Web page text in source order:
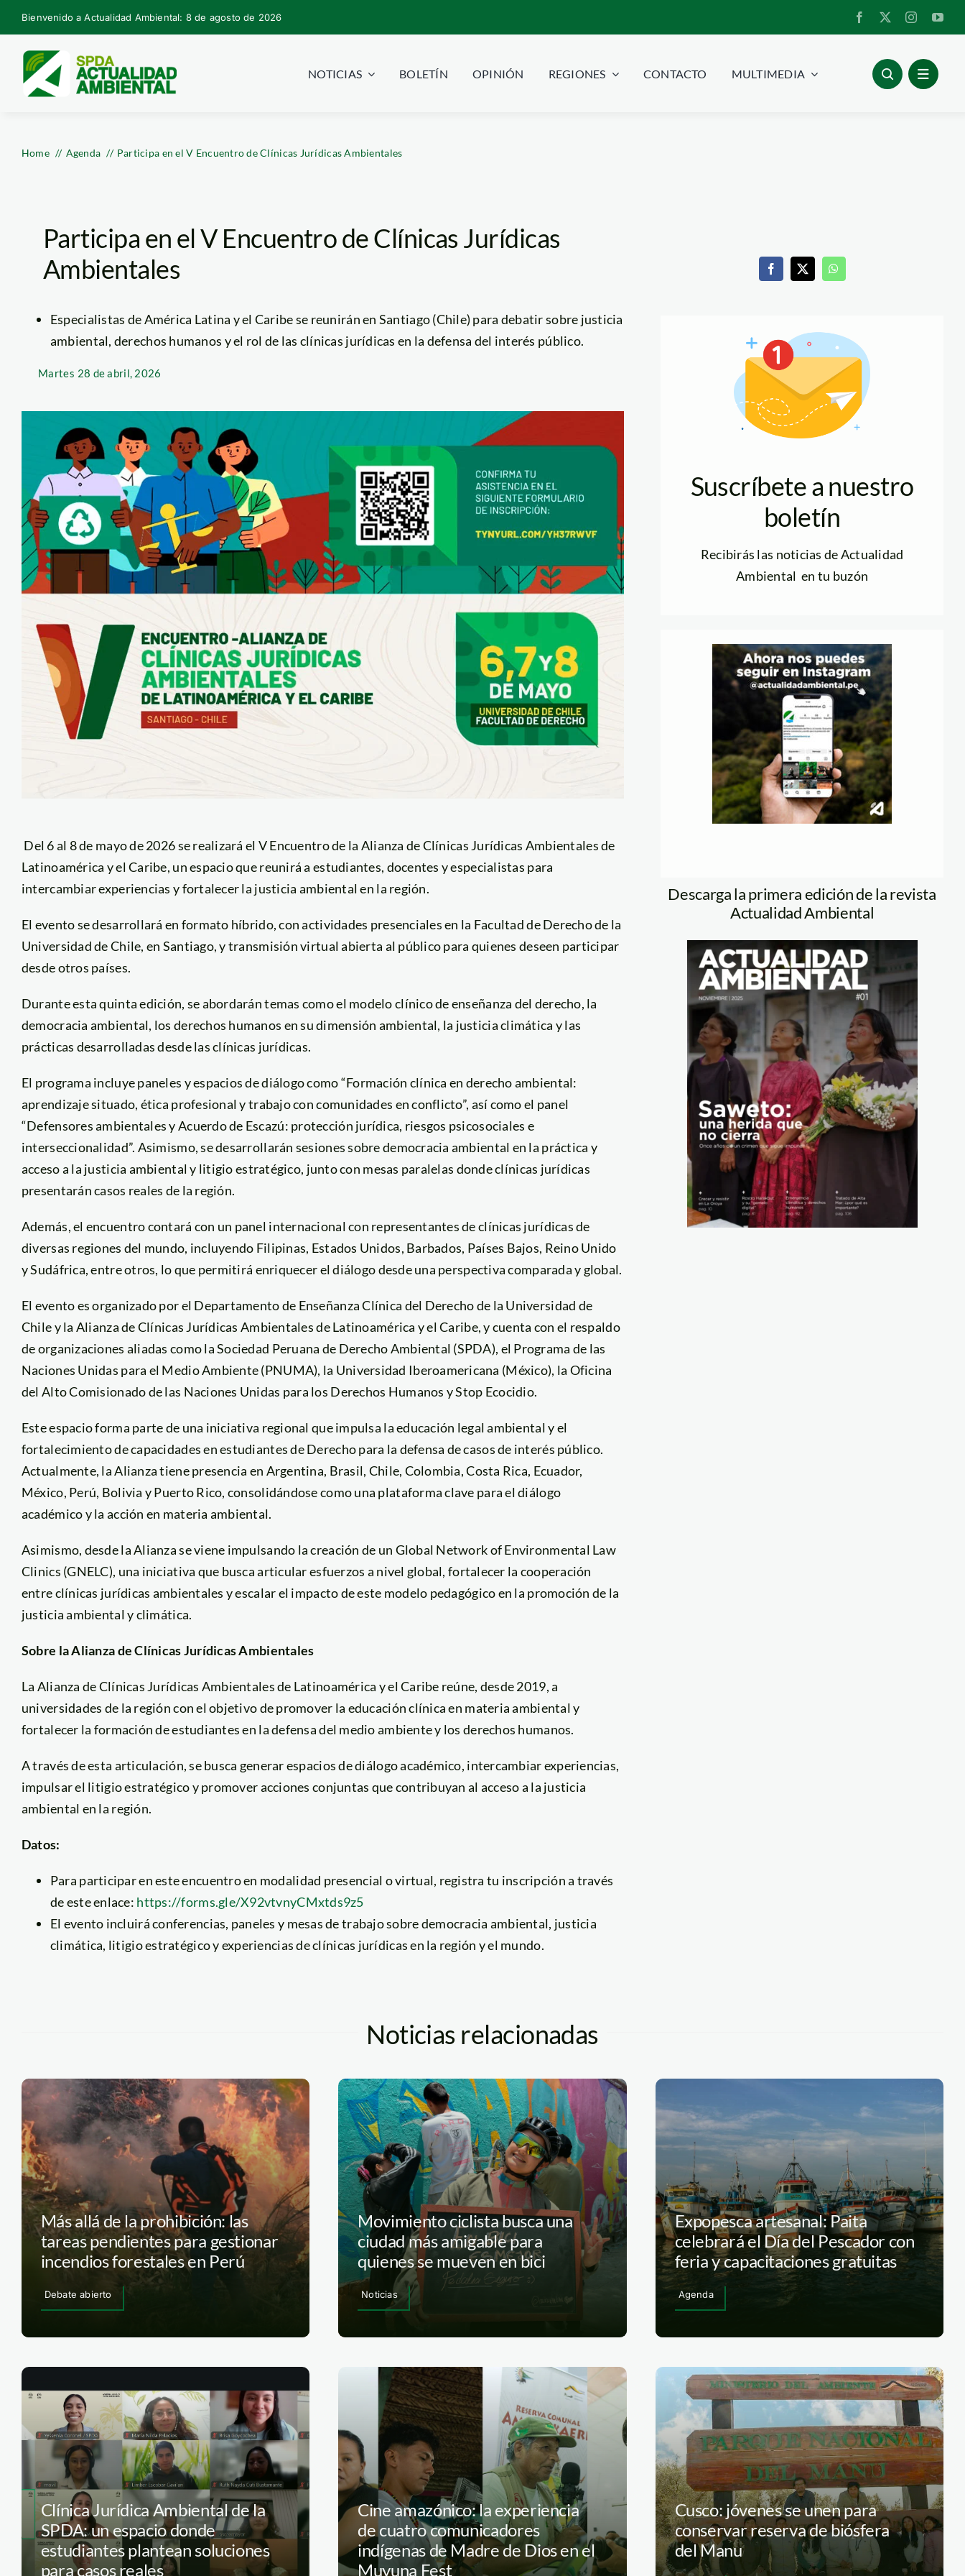
Skip
to
content
Bienvenido a Actualidad Ambiental: 8 de agosto de 2026
NOTICIAS BOLETÍN OPINIÓN REGIONES CONTACTO MULTIMEDIA
Home Agenda Participa en el V Encuentro de Clínicas Jurídicas Ambientales
Participa en el V Encuentro de Clínicas Jurídicas
Ambientales
Especialistas de América Latina y el Caribe se reunirán en Santiago (Chile) para debatir sobre justicia
ambiental, derechos humanos y el rol de las clínicas jurídicas en la defensa del interés público.
Martes 28 de abril, 2026
Del 6 al 8 de mayo de 2026 se realizará el V Encuentro de la Alianza de Clínicas Jurídicas Ambientales de
Latinoamérica y el Caribe, un espacio que reunirá a estudiantes, docentes y especialistas para
intercambiar experiencias y fortalecer la justicia ambiental en la región.
El evento se desarrollará en formato híbrido, con actividades presenciales en la Facultad de Derecho de la
Universidad de Chile, en Santiago, y transmisión virtual abierta al público para quienes deseen participar
desde otros países.
Durante esta quinta edición, se abordarán temas como el modelo clínico de enseñanza del derecho, la
democracia ambiental, los derechos humanos en su dimensión ambiental, la justicia climática y las
prácticas desarrolladas desde las clínicas jurídicas.
El programa incluye paneles y espacios de diálogo como “Formación clínica en derecho ambiental:
aprendizaje situado, ética profesional y trabajo con comunidades en conflicto”, así como el panel
“Defensores ambientales y Acuerdo de Escazú: protección jurídica, riesgos psicosociales e
interseccionalidad”. Asimismo, se desarrollarán sesiones sobre democracia ambiental en la práctica y
acceso a la justicia ambiental y litigio estratégico, junto con mesas paralelas donde clínicas jurídicas
presentarán casos reales de la región.
Además, el encuentro contará con un panel internacional con representantes de clínicas jurídicas de
diversas regiones del mundo, incluyendo Filipinas, Estados Unidos, Barbados, Países Bajos, Reino Unido
y Sudáfrica, entre otros, lo que permitirá enriquecer el diálogo desde una perspectiva comparada y global.
El evento es organizado por el Departamento de Enseñanza Clínica del Derecho de la Universidad de
Chile y la Alianza de Clínicas Jurídicas Ambientales de Latinoamérica y el Caribe, y cuenta con el respaldo
de organizaciones aliadas como la Sociedad Peruana de Derecho Ambiental (SPDA), el Programa de las
Naciones Unidas para el Medio Ambiente (PNUMA), la Universidad Iberoamericana (México), la Oficina
del Alto Comisionado de las Naciones Unidas para los Derechos Humanos y Stop Ecocidio.
Este espacio forma parte de una iniciativa regional que impulsa la educación legal ambiental y el
fortalecimiento de capacidades en estudiantes de Derecho para la defensa de casos de interés público.
Actualmente, la Alianza tiene presencia en Argentina, Brasil, Chile, Colombia, Costa Rica, Ecuador,
México, Perú, Bolivia y Puerto Rico, consolidándose como una plataforma clave para el diálogo
académico y la acción en materia ambiental.
Asimismo, desde la Alianza se viene impulsando la creación de un Global Network of Environmental Law
Clinics (GNELC), una iniciativa que busca articular esfuerzos a nivel global, fortalecer la cooperación
entre clínicas jurídicas ambientales y escalar el impacto de este modelo pedagógico en la promoción de la
justicia ambiental y climática.
Sobre la Alianza de Clínicas Jurídicas Ambientales
La Alianza de Clínicas Jurídicas Ambientales de Latinoamérica y el Caribe reúne, desde 2019, a
universidades de la región con el objetivo de promover la educación clínica en materia ambiental y
fortalecer la formación de estudiantes en la defensa del medio ambiente y los derechos humanos.
A través de esta articulación, se busca generar espacios de diálogo académico, intercambiar experiencias,
impulsar el litigio estratégico y promover acciones conjuntas que contribuyan al acceso a la justicia
ambiental en la región.
Datos:
Para participar en este encuentro en modalidad presencial o virtual, registra tu inscripción a través
de este enlace: https://forms.gle/X92vtvnyCMxtds9z5
El evento incluirá conferencias, paneles y mesas de trabajo sobre democracia ambiental, justicia
climática, litigio estratégico y experiencias de clínicas jurídicas en la región y el mundo.
Suscríbete a nuestro
boletín
Recibirás las noticias de Actualidad
Ambiental en tu buzón
Descarga la primera edición de la revista
Actualidad Ambiental
Noticias relacionadas
Más allá de la prohibición: las
tareas pendientes para gestionar
incendios forestales en Perú
Debate abierto
Movimiento ciclista busca una
ciudad más amigable para
quienes se mueven en bici
Noticias
Expopesca artesanal: Paita
celebrará el Día del Pescador con
feria y capacitaciones gratuitas
Agenda
Clínica Jurídica Ambiental de la
SPDA: un espacio donde
estudiantes plantean soluciones
para casos reales
Cine amazónico: la experiencia
de cuatro comunicadores
indígenas de Madre de Dios en el
Muyuna Fest
Cusco: jóvenes se unen para
conservar reserva de biósfera
del Manu